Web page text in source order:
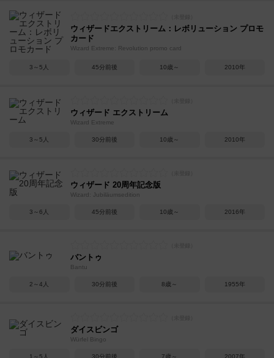
ウィザードエクストリーム：レボリューション プロモ
カード
Wizard Extreme: Revolution promo card
3～5人 45分前後 10歳～ 2010年
ウィザード エクストリーム
Wizard Extreme
3～5人 30分前後 10歳～ 2010年
ウィザード 20周年記念版
Wizard: Jubiläumsedition
3～6人 45分前後 10歳～ 2016年
バントゥ
Bantu
2～4人 30分前後 8歳～ 1955年
ダイスビンゴ
Würfel Bingo
1～5人 30分前後 7歳～ 2007年